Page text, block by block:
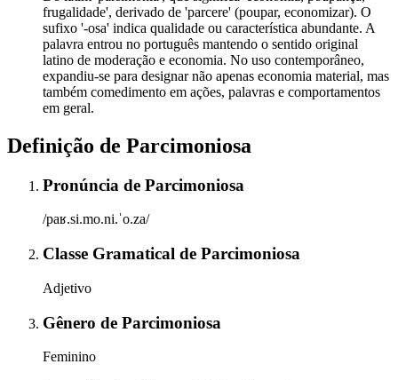
frugalidade', derivado de 'parcere' (poupar, economizar). O
sufixo '-osa' indica qualidade ou característica abundante. A
palavra entrou no português mantendo o sentido original
latino de moderação e economia. No uso contemporâneo,
expandiu-se para designar não apenas economia material, mas
também comedimento em ações, palavras e comportamentos
em geral.
Definição de Parcimoniosa
Pronúncia de Parcimoniosa
/paʁ.si.mo.ni.ˈo.za/
Classe Gramatical de Parcimoniosa
Adjetivo
Gênero de Parcimoniosa
Feminino